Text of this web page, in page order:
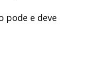
pode e deve